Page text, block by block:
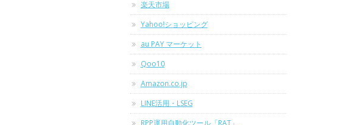
楽天市場
Yahoo!ショッピング
au PAY マーケット
Qoo10
Amazon.co.jp
LINE活用・LSEG
RPP運用自動化ツール「RAT」